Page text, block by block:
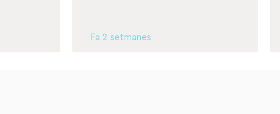
Fa 2 setmanes